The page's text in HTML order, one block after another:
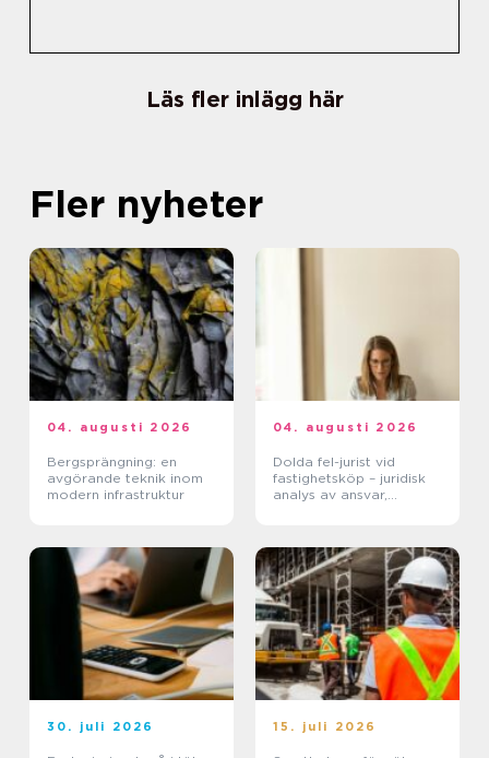
Läs fler inlägg här
Fler nyheter
04. augusti 2026
Bergsprängning: en
avgörande teknik inom
modern infrastruktur
04. augusti 2026
Dolda fel-jurist vid
fastighetsköp – juridisk
analys av ansvar,
30. juli 2026 15. juli 2026